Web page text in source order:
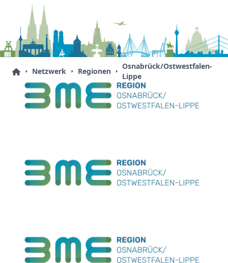
Netzwerk Regionen
Osnabrück/Ostwestfalen-
Lippe